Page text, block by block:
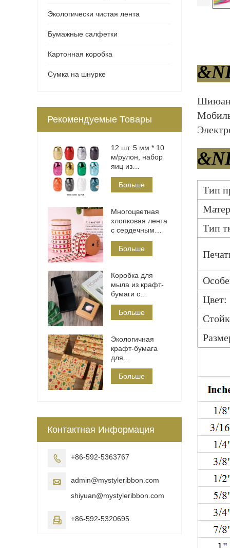
Тип
Тип
Цвет:
Экологически чистая лента
Бумажные салфетки
Картонная коробка
Сумка на шнурке
Рекомендуемые Товары
12 шт. 5 мм * 10
м/рулон, набор
яиц из
полиэтиленовой
ленты
Больше
Многоцветная
хлопковая лента
с сердечным
принтом
Больше
Коробка для
мыла из крафт-
бумаги с
окошком
Больше
Экологичная
крафт-бумага
для
поздравления с
днем ​​рождения
Больше
Контактная Информация
 +86-592-5363767

admin@mystyleribbon.com
shiyuan@mystyleribbon.com
 +86-592-5320695